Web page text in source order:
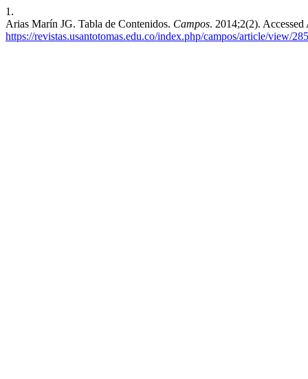
1.
Arias Marín JG. Tabla de Contenidos. Campos. 2014;2(2).
https://revistas.usantotomas.edu.co/index.php/campos/article/view/